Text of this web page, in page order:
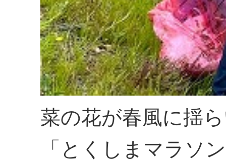
菜の花が春風に揺
「とくしまマラソ